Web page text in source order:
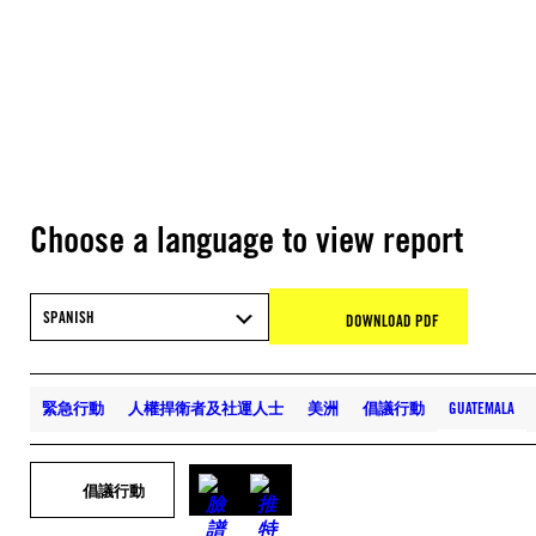
Choose a language to view report
SPANISH DOWNLOAD PDF
緊急行動 人權捍衛者及社運人士 美洲 倡議行動 GUATEMALA
倡議行動